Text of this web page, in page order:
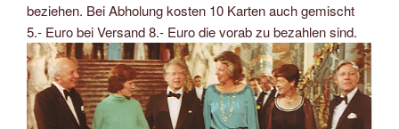
beziehen. Bei Abholung kosten 10 Karten auch gemischt
5.- Euro bei Versand 8.- Euro die vorab zu bezahlen sind.